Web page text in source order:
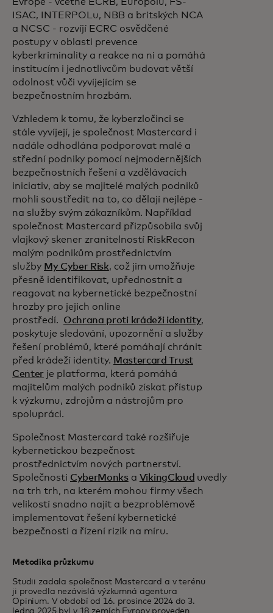
ISAC, INTERPOLu, NBB a britských NCA
a NCSC - rozvíjí ECRC osvědčené
postupy v oblasti prevence
kyberkriminality a reakce na ni a pomáhá
institucím i jednotlivcům budovat větší
odolnost vůči vyvíjejícím se
bezpečnostním hrozbám.
Vzhledem k tomu, že kyberzločinci se
stále vyvíjejí, je společnost Mastercard i
nadále odhodlána podporovat malé a
střední podniky pomocí nejmodernějších
bezpečnostních řešení a vzdělávacích
iniciativ, aby se majitelé malých podniků
mohli soustředit na to, co dělají nejlépe -
na služby svým zákazníkům. Například
společnost Mastercard přizpůsobila svůj
vlajkový skener zranitelností RiskRecon
malým podnikům prostřednictvím
služby My Cyber Risk, což jim umožňuje
přesně identifikovat, upřednostnit a
reagovat na kybernetické bezpečnostní
hrozby pro jejich online
prostředí. Ochrana proti krádeži identity,
poskytuje sledování, upozornění a služby
řešení problémů, které pomáhají chránit
před krádeží identity. Mastercard Trust
Center je platforma, která pomáhá
majitelům malých podniků získat přístup
k výzkumu, zdrojům a nástrojům pro
spolupráci.
Společnost Mastercard také rozšiřuje
kybernetickou bezpečnost
prostřednictvím nových partnerství.
Společnosti CyberMonksa VikingCloud uvedly
na trh trh, na kterém mohou firmy všech
velikostí snadno najít a bezproblémově
implementovat řešení kybernetické
bezpečnosti a řízení rizik na míru.
Metodika průzkumu
Studii zadala společnost Mastercard a v terénu
ji provedla nezávislá výzkumná agentura
Opinium. V období od 16. prosince 2024 do 3.
ledna 2025 byl v 18 zemích Evropy proveden